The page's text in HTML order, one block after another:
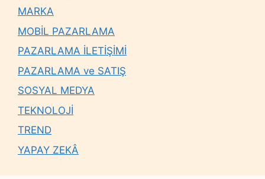
MARKA
MOBİL PAZARLAMA
PAZARLAMA İLETİŞİMİ
PAZARLAMA ve SATIŞ
SOSYAL MEDYA
TEKNOLOJİ
TREND
YAPAY ZEKÂ